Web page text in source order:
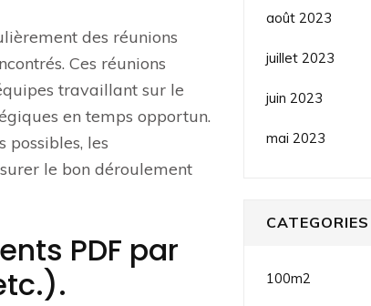
des réunions
Ces réunions
travaillant sur le
en temps opportun.
possibles, les
le bon déroulement
PDF par
août 2023
juillet 2023
juin 2023
mai 2023
CATEGORIES
100m2